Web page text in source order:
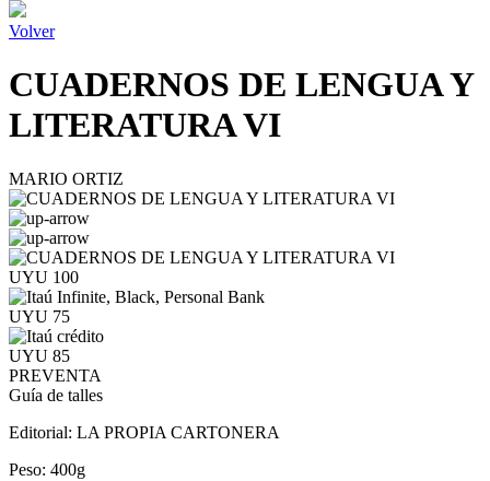
Volver
CUADERNOS DE LENGUA Y
LITERATURA VI
MARIO ORTIZ
UYU 100
UYU 75
UYU 85
PREVENTA
Guía de talles
Editorial: LA PROPIA CARTONERA
Peso: 400g